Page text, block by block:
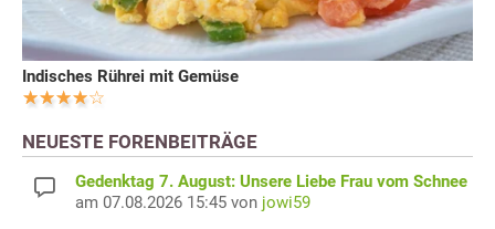
Indisches Rührei mit Gemüse
NEUESTE FORENBEITRÄGE
Gedenktag 7. August: Unsere Liebe Frau vom Schnee
am 07.08.2026 15:45 von jowi59